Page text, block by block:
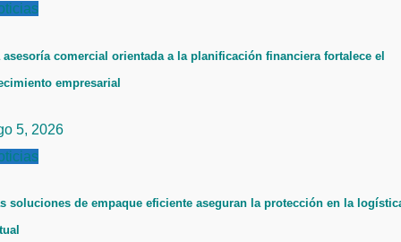
asesoría comercial orientada a la planificación financiera fortalece el
empresarial
5, 2026
soluciones de empaque eficiente aseguran la protección en la